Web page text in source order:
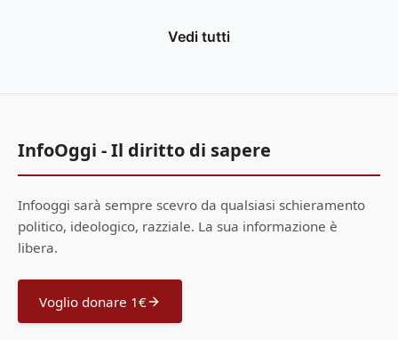
Vedi tutti
InfoOggi - Il diritto di sapere
Infooggi sarà sempre scevro da qualsiasi schieramento
politico, ideologico, razziale. La sua informazione è
libera.
Voglio donare 1€